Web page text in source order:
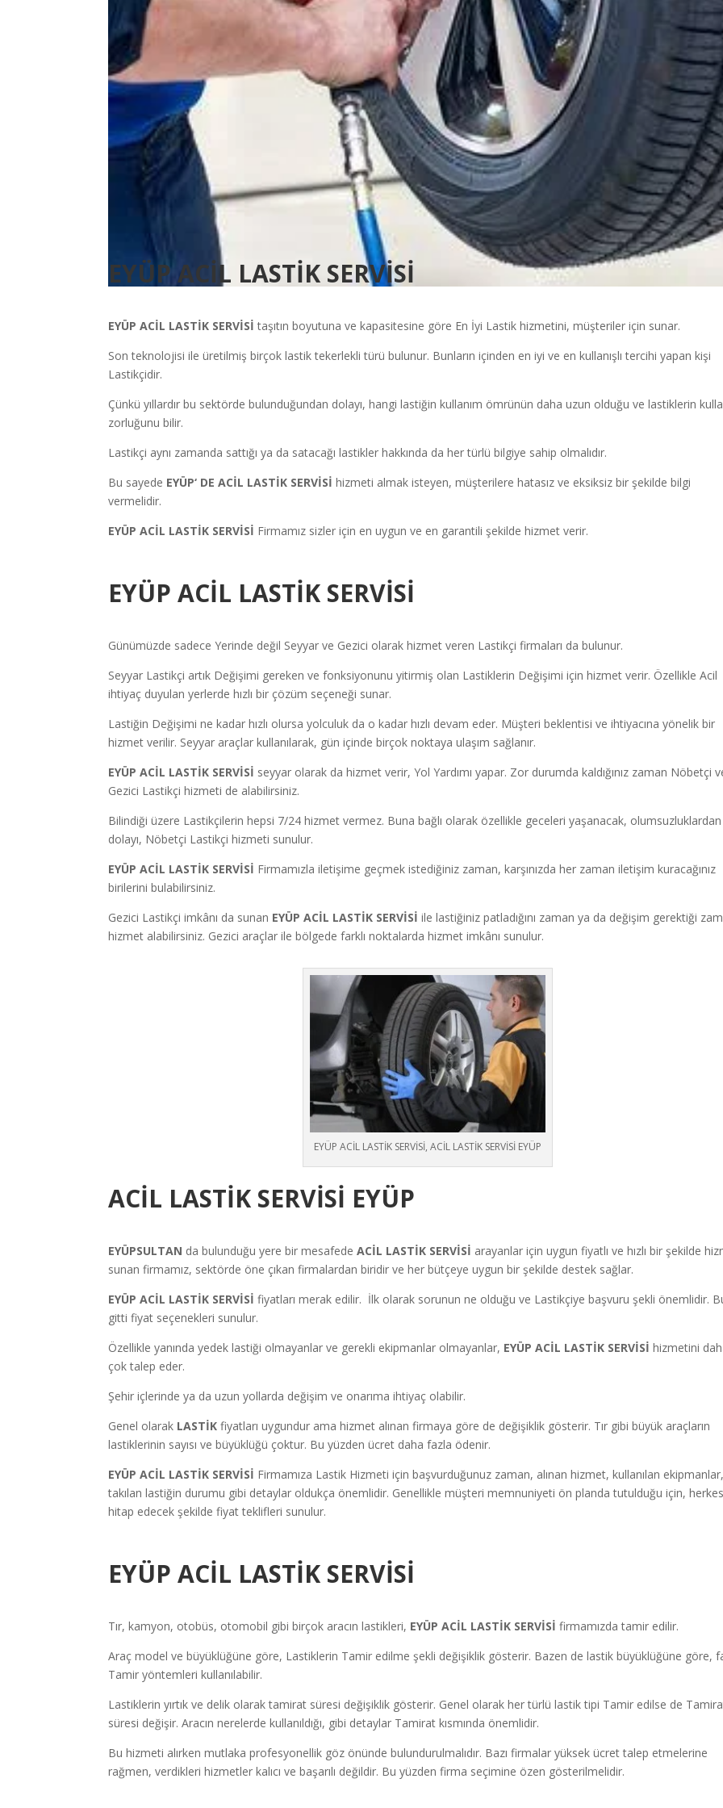
EYÜP ACİL LASTİK SERVİSİ
EYÜPACİL LASTİK SERVİSİ taşıtın boyutuna ve kapasitesine göre En İyi Lastik hizmetini, müşteriler için sunar.
Son teknolojisi ile üretilmiş birçok lastik tekerlekli türü bulunur. Bunların içinden en iyi ve en kullanışlı tercihi yapan kişi
Lastikçidir.
Çünkü yıllardır bu sektörde bulunduğundan dolayı, hangi lastiğin kullanım ömrünün daha uzun olduğu ve lastiklerin
zorluğunu bilir.
Lastikçi aynı zamanda sattığı ya da satacağı lastikler hakkında da her türlü bilgiye sahip olmalıdır.
Bu sayede EYÜP‘ DE ACİL LASTİK SERVİSİhizmeti almak isteyen, müşterilere hatasız ve eksiksiz bir şekilde bilgi
vermelidir.
EYÜP ACİL LASTİK SERVİSİ Firmamız sizler için en uygun ve en garantili şekilde hizmet verir.
EYÜP ACİL LASTİK SERVİSİ
Günümüzde sadece Yerinde değil Seyyar ve Gezici olarak hizmet veren Lastikçi firmaları da bulunur.
Seyyar Lastikçi artık Değişimi gereken ve fonksiyonunu yitirmiş olan Lastiklerin Değişimi için hizmet verir. Özellikle Acil
ihtiyaç duyulan yerlerde hızlı bir çözüm seçeneği sunar.
Lastiğin Değişimi ne kadar hızlı olursa yolculuk da o kadar hızlı devam eder. Müşteri beklentisi ve ihtiyacına yönelik bir
hizmet verilir. Seyyar araçlar kullanılarak, gün içinde birçok noktaya ulaşım sağlanır.
EYÜP ACİL LASTİK SERVİSİ seyyar olarak da hizmet verir, Yol Yardımı yapar. Zor durumda kaldığınız zaman Nöbetçi
Gezici Lastikçi hizmeti de alabilirsiniz.
Bilindiği üzere Lastikçilerin hepsi 7/24 hizmet vermez. Buna bağlı olarak özellikle geceleri yaşanacak, olumsuzluklardan
dolayı, Nöbetçi Lastikçi hizmeti sunulur.
EYÜP ACİL LASTİK SERVİSİ Firmamızla iletişime geçmek istediğiniz zaman, karşınızda her zaman iletişim kuracağınız
birilerini bulabilirsiniz.
Gezici Lastikçi imkânı da sunan EYÜP ACİL LASTİK SERVİSİile lastiğiniz patladığını zaman ya da değişim gerektiği
hizmet alabilirsiniz. Gezici araçlar ile bölgede farklı noktalarda hizmet imkânı sunulur.
EYÜP ACİL LASTİK SERVİSİ, ACİL LASTİK SERVİSİ EYÜP
ACİL LASTİK SERVİSİ EYÜP
EYÜPSULTAN da bulunduğu yere bir mesafede ACİL LASTİK SERVİSİ arayanlar için uygun fiyatlı ve hızlı bir şekilde
sunan firmamız, sektörde öne çıkan firmalardan biridir ve her bütçeye uygun bir şekilde destek sağlar.
EYÜP ACİL LASTİK SERVİSİfiyatları merak edilir. İlk olarak sorunun ne olduğu ve Lastikçiye başvuru şekli önemlidir.
gitti fiyat seçenekleri sunulur.
Özellikle yanında yedek lastiği olmayanlar ve gerekli ekipmanlar olmayanlar, EYÜP ACİL LASTİK SERVİSİhizmetini
çok talep eder.
Şehir içlerinde ya da uzun yollarda değişim ve onarıma ihtiyaç olabilir.
Genel olarak LASTİK fiyatları uygundur ama hizmet alınan firmaya göre de değişiklik gösterir. Tır gibi büyük araçların
lastiklerinin sayısı ve büyüklüğü çoktur. Bu yüzden ücret daha fazla ödenir.
EYÜP ACİL LASTİK SERVİSİ Firmamıza Lastik Hizmeti için başvurduğunuz zaman, alınan hizmet, kullanılan
takılan lastiğin durumu gibi detaylar oldukça önemlidir. Genellikle müşteri memnuniyeti ön planda tutulduğu için,
hitap edecek şekilde fiyat teklifleri sunulur.
EYÜP ACİL LASTİK SERVİSİ
Tır, kamyon, otobüs, otomobil gibi birçok aracın lastikleri, EYÜP ACİL LASTİK SERVİSİfirmamızda tamir edilir.
Araç model ve büyüklüğüne göre, Lastiklerin Tamir edilme şekli değişiklik gösterir. Bazen de lastik büyüklüğüne göre,
Tamir yöntemleri kullanılabilir.
Lastiklerin yırtık ve delik olarak tamirat süresi değişiklik gösterir. Genel olarak her türlü lastik tipi Tamir edilse de
süresi değişir. Aracın nerelerde kullanıldığı, gibi detaylar Tamirat kısmında önemlidir.
Bu hizmeti alırken mutlaka profesyonellik göz önünde bulundurulmalıdır. Bazı firmalar yüksek ücret talep etmelerine
rağmen, verdikleri hizmetler kalıcı ve başarılı değildir. Bu yüzden firma seçimine özen gösterilmelidir.